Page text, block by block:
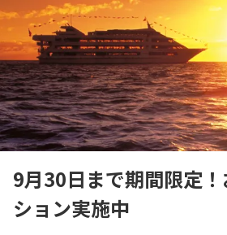
9月30日まで期間限定
ション実施中